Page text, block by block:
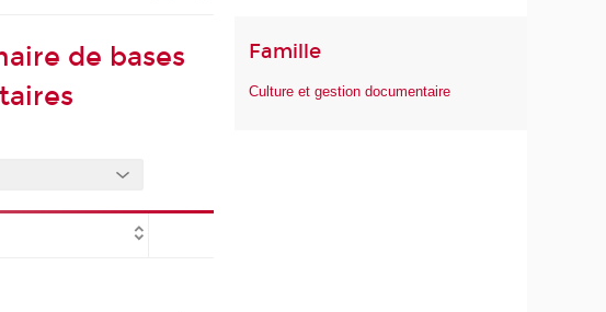
de bases
Famille
Culture et gestion documentaire